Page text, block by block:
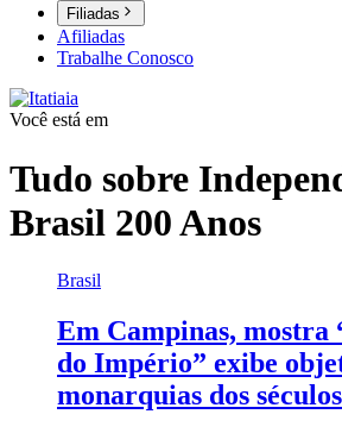
Filiadas
Afiliadas
Trabalhe Conosco
Você está em
Tudo sobre
Brasil 200 Anos
Brasil
Em Campinas, mostra
do Império” exibe
monarquias dos